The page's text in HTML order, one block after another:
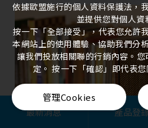
最新消息 產品登
依據歐盟施行的個人資料保護法，
並提供您對個人資
按一下「全部接受」，代表您允許
本網站上的使用體驗、協助我們分
讓我們投放相關聯的行銷內容。
定。 按一下「確認」即代表
管理Cookies